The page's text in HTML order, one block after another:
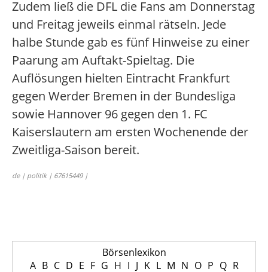
Zudem ließ die DFL die Fans am Donnerstag
und Freitag jeweils einmal rätseln. Jede
halbe Stunde gab es fünf Hinweise zu einer
Paarung am Auftakt-Spieltag. Die
Auflösungen hielten Eintracht Frankfurt
gegen Werder Bremen in der Bundesliga
sowie Hannover 96 gegen den 1. FC
Kaiserslautern am ersten Wochenende der
Zweitliga-Saison bereit.
de | politik | 67615449 |
Börsenlexikon
A B C D E F G H I J K L M N O P Q R